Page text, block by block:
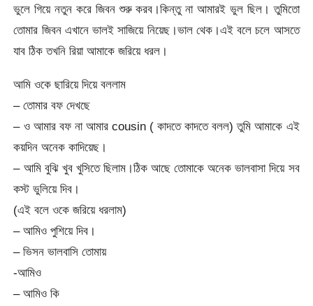
ভুলে গিয়ে নতুন করে জিবন শুরু করব।কিন্তু না আমারই ভুল ছিল। তুমিতো
তোমার জিবন এখানে ভালই সাজিয়ে নিয়েছ।ভাল থেক।এই বলে চলে আসতে
যাব ঠিক তখনি রিয়া আমাকে জরিয়ে ধরল।
আমি ওকে ছারিয়ে দিয়ে বললাম
– তোমার বফ দেখছে
– ও আমার বফ না আমার cousin ( কাদতে কাদতে বলল) তুমি আমাকে এই
কয়দিন অনেক কাদিয়েছ।
– আমি বুঝি খুব খুসিতে ছিলাম।ঠিক আছে তোমাকে অনেক ভালবাসা দিয়ে সব
কস্ট ভুলিয়ে দিব।
(এই বলে ওকে জরিয়ে ধরলাম)
– আমিও পুশিয়ে দিব।
– ভিসন ভালবাসি তোমায়
-আমিও
– আমিও কি